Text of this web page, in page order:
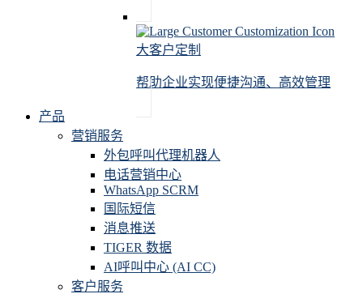
大客户定制
帮助企业实现便捷沟通、高效管理
产品
营销服务
外包呼叫代理机器人
电话营销中心
WhatsApp SCRM
国际短信
消息推送
TIGER 数据
AI呼叫中心 (AI CC)
客户服务